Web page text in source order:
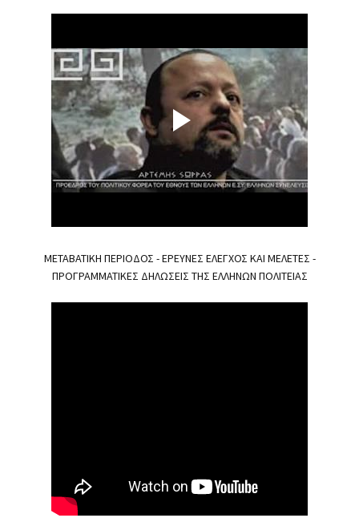
ΜΕΤΑΒΑΤΙΚΗ ΠΕΡΙΟΔΟΣ - ΕΡΕΥΝΕΣ ΕΛΕΓΧΟΣ ΚΑΙ ΜΕΛΕΤΕΣ -
ΠΡΟΓΡΑΜΜΑΤΙΚΕΣ ΔΗΛΩΣΕΙΣ ΤΗΣ ΕΛΛΗΝΩΝ ΠΟΛΙΤΕΙΑΣ